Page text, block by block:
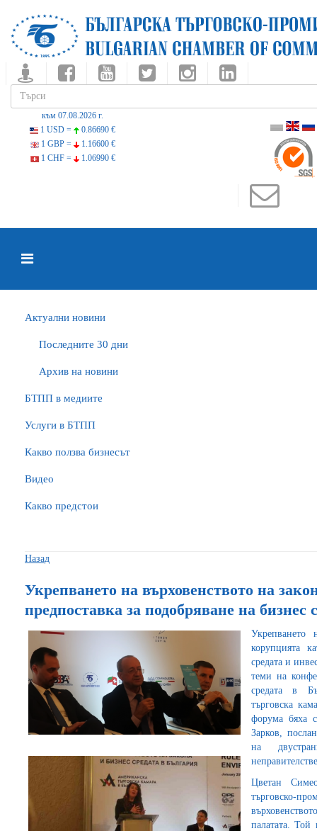
към 07.08.2026 г.
1 USD =
0.86690 €
1 GBP =
1.16600 €
1 CHF =
1.06990 €
Актуални новини
Последните 30 дни
Архив на новини
БTПП в медиите
Услуги в БТПП
Какво ползва бизнесът
Видео
Какво предстои
Назад
Укрепването на върховенството на
предпоставка за подобряване на бизнес
Укрепването
корупцията
средата и
теми на
средата в
търговска
форума бяха
Зарков,
на
Цветан
търговско-
палатата.